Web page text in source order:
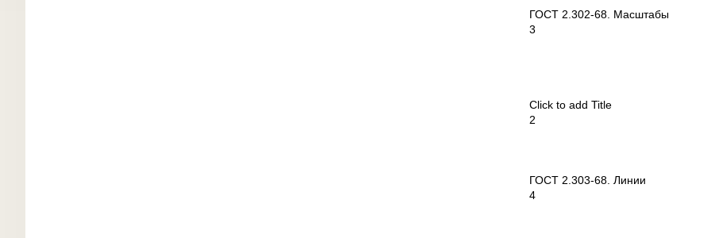
ГОСТ 2.302-68. Масштабы
3
Click to add Title
2
ГОСТ 2.303-68. Линии
4